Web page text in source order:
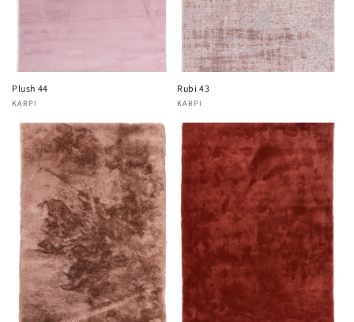
Plush 44
Fournisseur :
KARPI
Rubi 43
Fournisseur :
KARPI